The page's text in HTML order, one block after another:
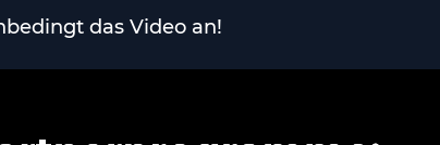
das Video an!